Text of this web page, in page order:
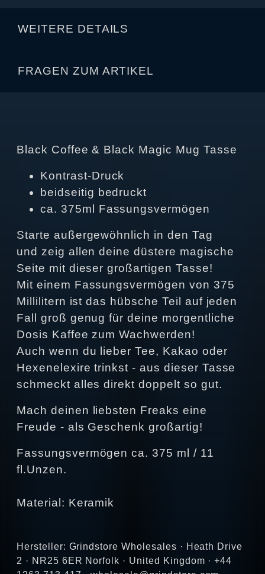
WEITERE DETAILS
FRAGEN ZUM ARTIKEL
Black Coffee & Black Magic Mug Tasse
Kontrast-Druck
beidseitig bedruckt
ca. 375ml Fassungsvermögen
Starte außergewöhnlich in den Tag
und zeig allen deine düstere magische
Seite mit dieser großartigen Tasse!
Mit einem Fassungsvermögen von 375
Millilitern ist das hübsche Teil auf jeden
Fall groß genug für deine morgentliche
Dosis Kaffee zum Wachwerden!
Auch wenn du lieber Tee, Kakao oder
Hexenelexire trinkst - aus dieser Tasse
schmeckt alles direkt doppelt so gut.
Mach deinen liebsten Freaks eine
Freude - als Geschenk großartig!
Fassungsvermögen ca. 375 ml / 11
fl.Unzen.
Material: Keramik
Hersteller: Grindstore Wholesales · Heath Drive
2 · NR25 6ER Norfolk · United Kingdom · +44